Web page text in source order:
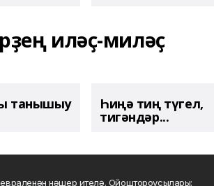
иләҫ-миләҫ
танышыу Һиңә тиң түгел,
тигәндәр...
нәшер ителә. Ойоштороусылары: